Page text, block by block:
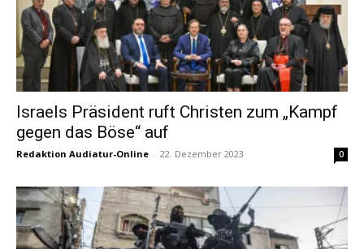
Israels Präsident ruft Christen zum „Kampf
gegen das Böse“ auf
Redaktion Audiatur-Online - 22. Dezember 2023 0